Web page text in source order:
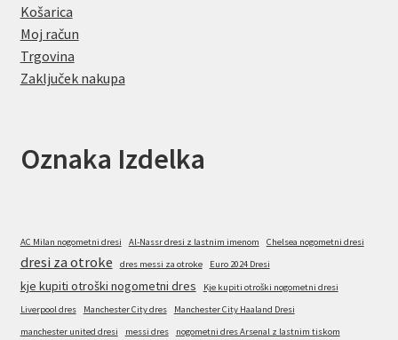
Košarica
Moj račun
Trgovina
Zaključek nakupa
Oznaka Izdelka
AC Milan nogometni dresi Al-Nassr dresi z lastnim imenom Chelsea nogometni dresi
dresi za otroke dres messi za otroke Euro 2024 Dresi
kje kupiti otroški nogometni dres
Kje kupiti otroški nogometni dresi
Liverpool dres
Manchester City dres
Manchester City Haaland Dresi
manchester united dresi
messi dres nogometni dres Arsenal z lastnim tiskom